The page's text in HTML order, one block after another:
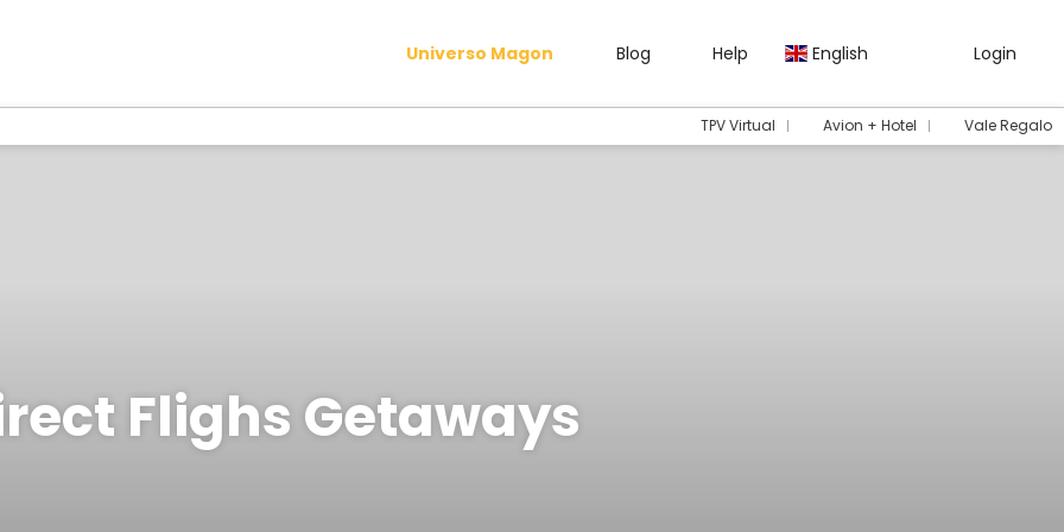
Universo Magon Blog Help English Login
TPV Virtual Avion + Hotel Vale Regalo
Flighs Getaways